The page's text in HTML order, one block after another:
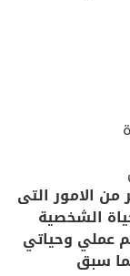
من الامور التى
الشخصية
عملي وحياتي
سبق